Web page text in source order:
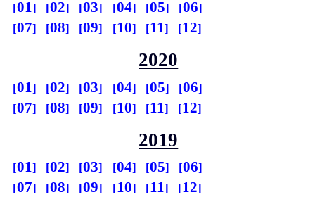
01 02 03 04 05
06
07
08 09 10 11 12
2020
01 02 03 04 05
06
07
08 09 10 11 12
2019
01 02 03 04 05
06
07
08 09 10 11 12